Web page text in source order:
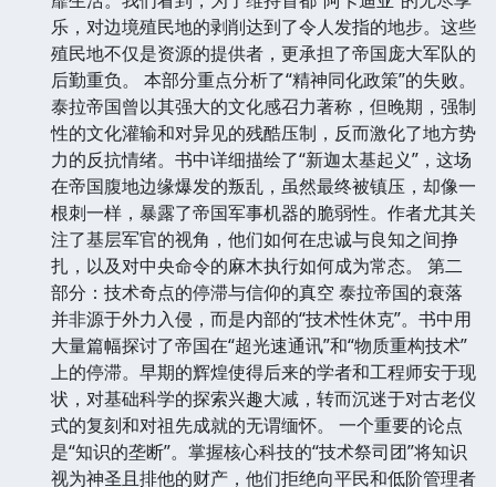
乐，对边境殖民地的剥削达到了令人发指的地步。这些
殖民地不仅是资源的提供者，更承担了帝国庞大军队的
后勤重负。 本部分重点分析了“精神同化政策”的失败。
泰拉帝国曾以其强大的文化感召力著称，但晚期，强制
性的文化灌输和对异见的残酷压制，反而激化了地方势
力的反抗情绪。书中详细描绘了“新迦太基起义”，这场
在帝国腹地边缘爆发的叛乱，虽然最终被镇压，却像一
根刺一样，暴露了帝国军事机器的脆弱性。作者尤其关
注了基层军官的视角，他们如何在忠诚与良知之间挣
扎，以及对中央命令的麻木执行如何成为常态。 第二
部分：技术奇点的停滞与信仰的真空 泰拉帝国的衰落
并非源于外力入侵，而是内部的“技术性休克”。书中用
大量篇幅探讨了帝国在“超光速通讯”和“物质重构技术”
上的停滞。早期的辉煌使得后来的学者和工程师安于现
状，对基础科学的探索兴趣大减，转而沉迷于对古老仪
式的复刻和对祖先成就的无谓缅怀。 一个重要的论点
是“知识的垄断”。掌握核心科技的“技术祭司团”将知识
视为神圣且排他的财产，他们拒绝向平民和低阶管理者